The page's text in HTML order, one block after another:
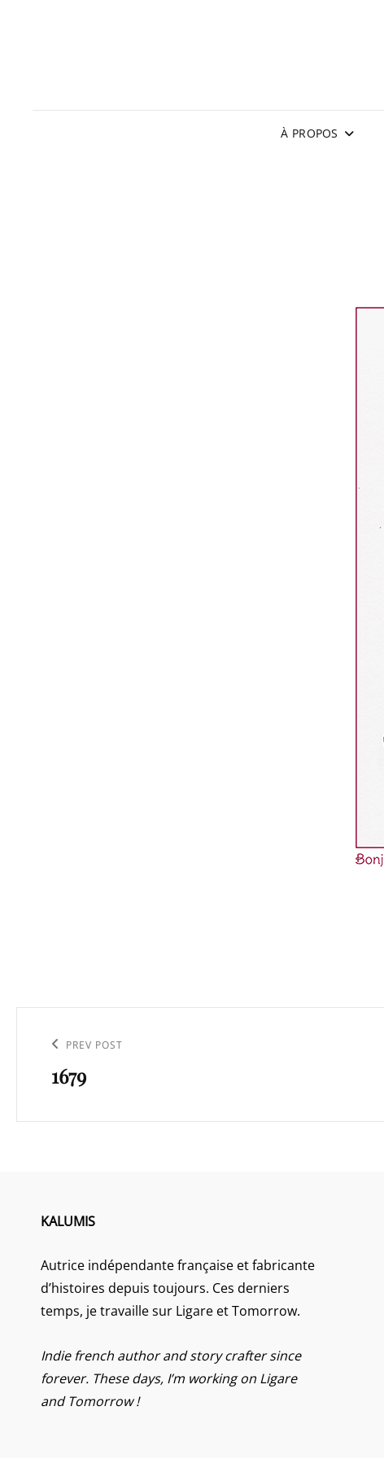
À PROPOS
l’article
Previous
Post
PREV POST
1679
KALUMIS
Autrice indépendante française et fabricante
d’histoires depuis toujours. Ces derniers
temps, je travaille sur Ligare et Tomorrow.
Indie french author and story crafter since
forever. These days, I’m working on Ligare
and Tomorrow !